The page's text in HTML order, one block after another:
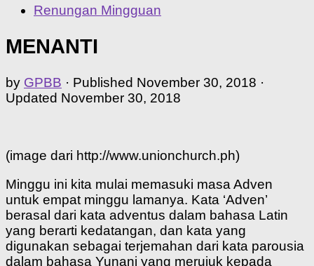
Renungan Mingguan
MENANTI
by GPBB · Published November 30, 2018 ·
Updated November 30, 2018
(image dari http://www.unionchurch.ph)
Minggu ini kita mulai memasuki masa Adven
untuk empat minggu lamanya. Kata ‘Adven’
berasal dari kata adventus dalam bahasa Latin
yang berarti kedatangan, dan kata yang
digunakan sebagai terjemahan dari kata parousia
dalam bahasa Yunani yang merujuk kepada